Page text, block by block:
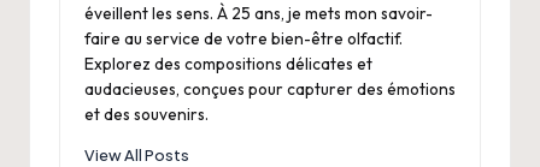
éveillent les sens. À 25 ans, je mets mon savoir-
faire au service de votre bien-être olfactif.
Explorez des compositions délicates et
audacieuses, conçues pour capturer des émotions
et des souvenirs.
View All Posts